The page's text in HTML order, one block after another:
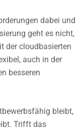
dabei und
geht es nicht,
der cloudbasierten
auch in der
besseren
bleibt,
Trifft das